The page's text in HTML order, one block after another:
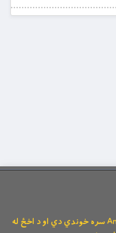
د وېبپاڼې ټولې توکیزې او مانیزې رښتې له Andyal.com سره خوندي دي او د اخځ له